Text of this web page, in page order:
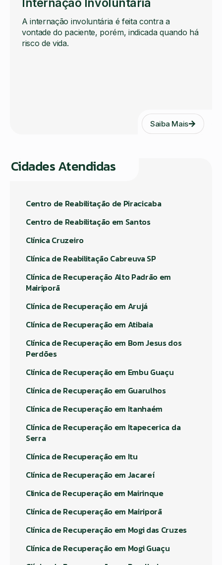
Internação Involuntária
A internação involuntária é feita contra a
vontade do paciente, porém, indicada quando há
risco de vida.
Saiba Mais
Cidades Atendidas
Centro de Reabilitação de Piracicaba
Centro de Reabilitação em Santos
Clínica Cruzeiro
Clínica de Reabilitação Cabreuva SP
Clínica de Recuperação Alto Padrão em
Mairiporã
Clínica de Recuperação em Arujá
Clínica de Recuperação em Atibaia
Clínica de Recuperação em Bom Jesus dos
Perdões
Clínica de Recuperação em Embu Guaçu
Clínica de Recuperação em Guarulhos
Clínica de Recuperação em Itanhaém
Clínica de Recuperação em Itapecerica da
Serra
Clínica de Recuperação em Itu
Clínica de Recuperação em Jacareí
Clinica de Recuperação em Mairinque
Clínica de Recuperação em Mairiporã
Clínica de Recuperação em Mogi das Cruzes
Clínica de Recuperação em Mogi Guaçu